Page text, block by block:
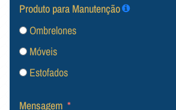
Produto para Manutenção
Ombrelones
Móveis
Estofados
Mensagem